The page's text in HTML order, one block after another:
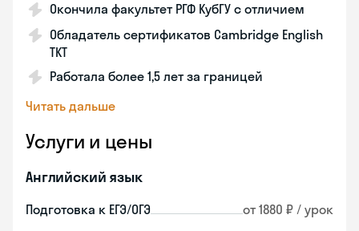
Окончила факультет РГФ КубГУ с отличием
Обладатель сертификатов Cambridge English
TKT
Работала более 1,5 лет за границей
Читать дальше
Услуги и цены
Английский язык
Подготовка к ЕГЭ/ОГЭ от 1880 ₽ / урок